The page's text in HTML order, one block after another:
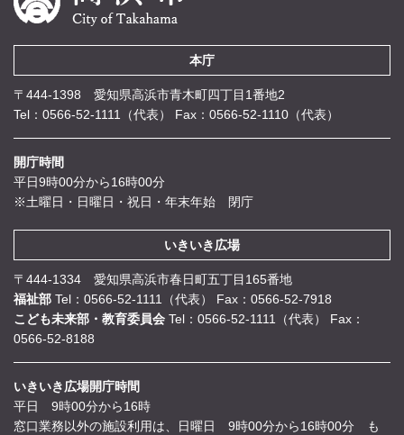
本庁
〒444-1398 愛知県高浜市青木町四丁目1番地2
Tel：0566-52-1111（代表）
Fax：0566-52-1110（代表）
開庁時間
平日9時00分から16時00分
※土曜日・日曜日・祝日・年末年始 閉庁
いきいき広場
〒444-1334 愛知県高浜市春日町五丁目165番地
福祉部 Tel：0566-52-1111（代表）
Fax：0566-52-7918
こども未来部・教育委員会 Tel：0566-52-1111（代表）
Fax：
0566-52-8188
いきいき広場開庁時間
平日 9時00分から16時
窓口業務以外の施設利用は、日曜日 9時00分から16時00分 も